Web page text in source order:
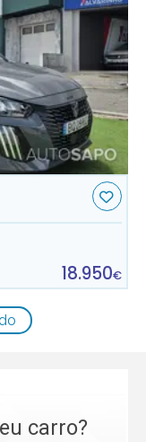
18.950€
carro?